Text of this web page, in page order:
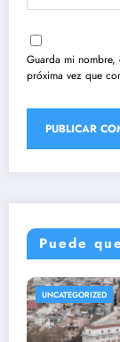
Guarda mi
próxima vez que
Puede
UNCATEGORIZED